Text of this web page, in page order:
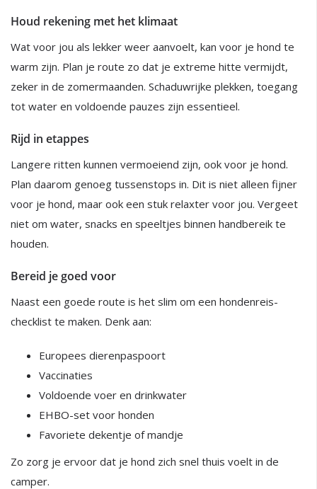
Houd rekening met het klimaat
Wat voor jou als lekker weer aanvoelt, kan voor je hond te
warm zijn. Plan je route zo dat je extreme hitte vermijdt,
zeker in de zomermaanden. Schaduwrijke plekken, toegang
tot water en voldoende pauzes zijn essentieel.
Rijd in etappes
Langere ritten kunnen vermoeiend zijn, ook voor je hond.
Plan daarom genoeg tussenstops in. Dit is niet alleen fijner
voor je hond, maar ook een stuk relaxter voor jou. Vergeet
niet om water, snacks en speeltjes binnen handbereik te
houden.
Bereid je goed voor
Naast een goede route is het slim om een hondenreis-
checklist te maken. Denk aan:
Europees dierenpaspoort
Vaccinaties
Voldoende voer en drinkwater
EHBO-set voor honden
Favoriete dekentje of mandje
Zo zorg je ervoor dat je hond zich snel thuis voelt in de
camper.